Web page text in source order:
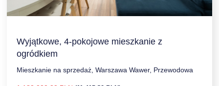
Wyjątkowe, 4-pokojowe mieszkanie z
ogródkiem
Mieszkanie na sprzedaż, Warszawa Wawer, Przewodowa